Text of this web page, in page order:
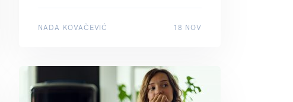
NADA KOVAČEVIĆ 18 NOV